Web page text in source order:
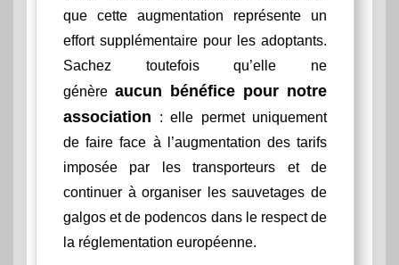
que cette augmentation représente un
effort supplémentaire pour les adoptants.
Sachez toutefois qu’elle ne
génère aucun bénéfice pour notre
association : elle permet uniquement
de faire face à l’augmentation des tarifs
imposée par les transporteurs et de
continuer à organiser les sauvetages de
galgos et de podencos dans le respect de
la réglementation européenne.